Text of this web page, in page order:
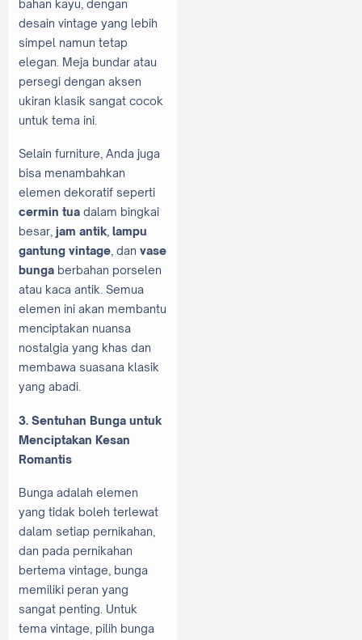
bahan kayu, dengan
desain vintage yang lebih
simpel namun tetap
elegan. Meja bundar atau
persegi dengan aksen
ukiran klasik sangat cocok
untuk tema ini.
Selain furniture, Anda juga
bisa menambahkan
elemen dekoratif seperti
cermin tua dalam bingkai
besar, jam antik lampu
gantung vintage , dan vase
bunga berbahan porselen
atau kaca antik. Semua
elemen ini akan membantu
menciptakan nuansa
nostalgia yang khas dan
membawa suasana klasik
yang abadi.
3. Sentuhan Bunga untuk
Menciptakan Kesan
Romantis
Bunga adalah elemen
yang tidak boleh terlewat
dalam setiap pernikahan,
dan pada pernikahan
bertema vintage, bunga
memiliki peran yang
sangat penting. Untuk
tema vintage, pilih bunga